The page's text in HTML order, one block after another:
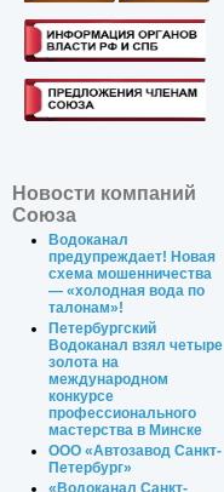
Новости компаний
Союза
Водоканал
предупреждает! Новая
схема мошенничества
— «холодная вода по
талонам»!
Петербургский
Водоканал взял четыре
золота на
международном
конкурсе
профессионального
мастерства в Минске
ООО «Автозавод Санкт-
Петербург»